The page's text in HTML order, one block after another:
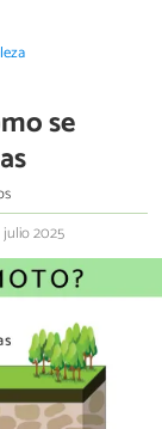
se
2025